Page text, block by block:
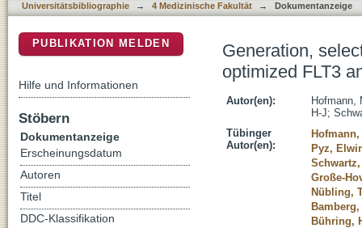
Universitätsbibliographie → 4 Medizinische Fakultät → Dokumentanzeige
Generation,
optimized FLT3
Autor(en):
Hofmann,
H-J;
Tübinger
Autor(en):
Pyz,
Große-
Nübling,
Bühring,
PUBLIKATION MELDEN
Hilfe und Informationen
Stöbern
Dokumentanzeige
Erscheinungsdatum
Autoren
Titel
DDC-Klassifikation